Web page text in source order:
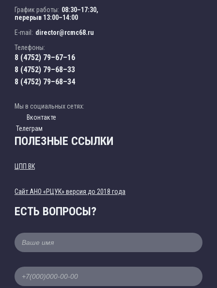
График работы: 08:30–17:30,
перерыв 13:00–14:00
E-mail: director@rcmc68.ru
Телефоны:
8 (4752) 79–67–16
8 (4752) 79–68–33
8 (4752) 79–68–34
Мы в социальных сетях:
Вконтакте
Телеграм
ПОЛЕЗНЫЕ ССЫЛКИ
ЦПП ВК
Cайт АНО «РЦУК» версия до 2018 года
ЕСТЬ ВОПРОСЫ?